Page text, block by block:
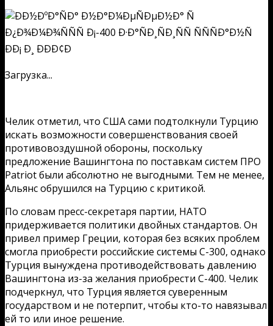
Загрузка...
Челик отметил, что США сами подтолкнули Турцию
искать возможности совершенствования своей
противовоздушной обороны, поскольку
предложение Вашингтона по поставкам систем ПРО
Patriot были абсолютно не выгодными. Тем не менее,
Альянс обрушился на Турцию с критикой.
По словам пресс-секретаря партии, НАТО
придерживается политики двойных стандартов. Он
привел пример Греции, которая без всяких проблем
смогла приобрести российские системы С-300, однако
Турция вынуждена противодействовать давлению
Вашингтона из-за желания приобрести С-400. Челик
подчеркнул, что Турция является суверенным
государством и не потерпит, чтобы кто-то навязывал
ей то или иное решение.